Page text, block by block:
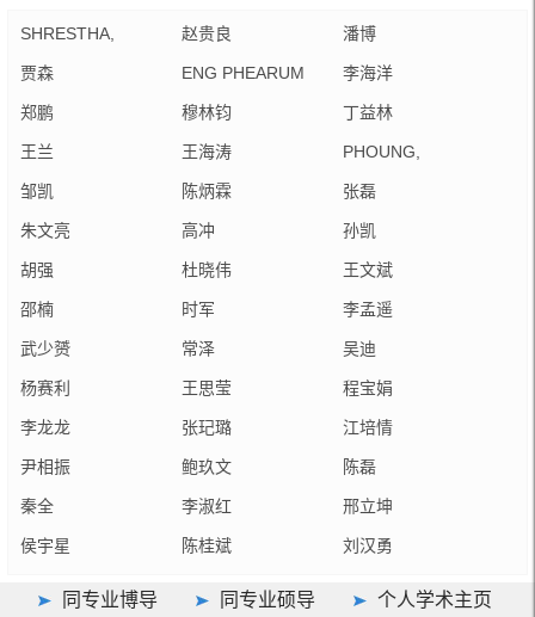
SHRESTHA,
SANTOSH
赵贵良 潘博
贾森 ENG PHEARUM 李海洋
郑鹏 穆林钧 丁益林
王兰 王海涛
PHOUNG,
SOKEARA
邹凯 陈炳霖 张磊
朱文亮 高冲 孙凯
胡强 杜晓伟 王文斌
邵楠 时军 李孟遥
武少赟 常泽 吴迪
杨赛利 王思莹 程宝娟
李龙龙 张玘璐 江培情
尹相振 鲍玖文 陈磊
秦全 李淑红 邢立坤
侯宇星 陈桂斌 刘汉勇
同专业博导 同专业硕导 个人学术主页